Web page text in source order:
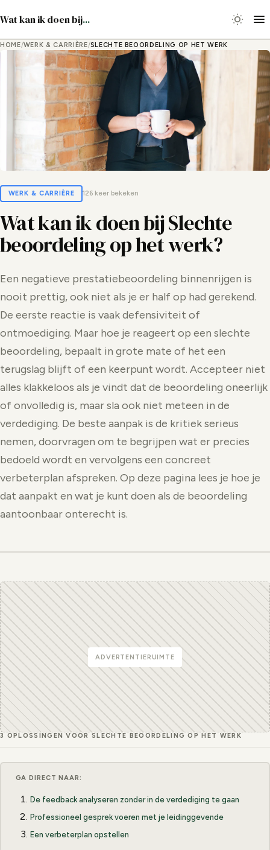
Wat kan ik doen bij...
HOME/WERK & CARRIÈRE/SLECHTE BEOORDELING OP HET WERK
WERK & CARRIÈRE 126 keer bekeken
Wat kan ik doen bij Slechte
beoordeling op het werk?
Een negatieve prestatiebeoordeling binnenrijgen is
nooit prettig, ook niet als je er half op had gerekend.
De eerste reactie is vaak defensiviteit of
ontmoediging. Maar hoe je reageert op een slechte
beoordeling, bepaalt in grote mate of het een
terugslag blijft of een keerpunt wordt. Accepteer niet
alles klakkeloos als je vindt dat de beoordeling oneerlijk
of onvolledig is, maar sla ook niet meteen in de
verdediging. De beste aanpak is de kritiek serieus
nemen, doorvragen om te begrijpen wat er precies
bedoeld wordt en vervolgens een concreet
verbeterplan afspreken. Op deze pagina lees je hoe je
dat aanpakt en wat je kunt doen als de beoordeling
aantoonbaar onterecht is.
ADVERTENTIERUIMTE
3 OPLOSSINGEN VOOR SLECHTE BEOORDELING OP HET WERK
GA DIRECT NAAR:
De feedback analyseren zonder in de verdediging te gaan
Professioneel gesprek voeren met je leidinggevende
Een verbeterplan opstellen